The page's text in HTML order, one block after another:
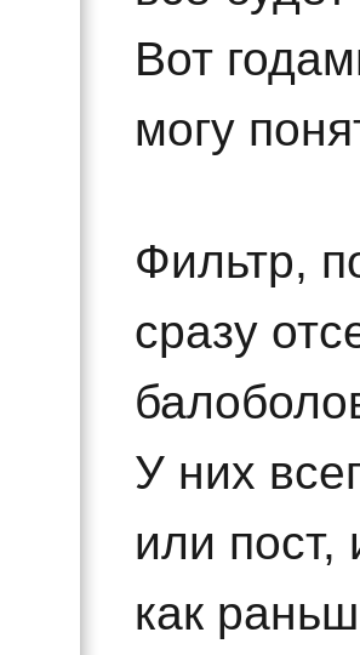
Вот
могу
Фильтр,
сразу
У них
или пост,
как